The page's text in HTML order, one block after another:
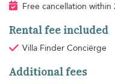
Free cancellation
Rental fee included
Villa Finder Conciërge
Additional fees